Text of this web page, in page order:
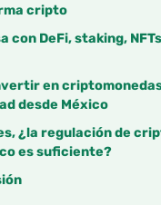
cripto
con DeFi, staking,
en
desde México
¿la regulación de
es suficiente?